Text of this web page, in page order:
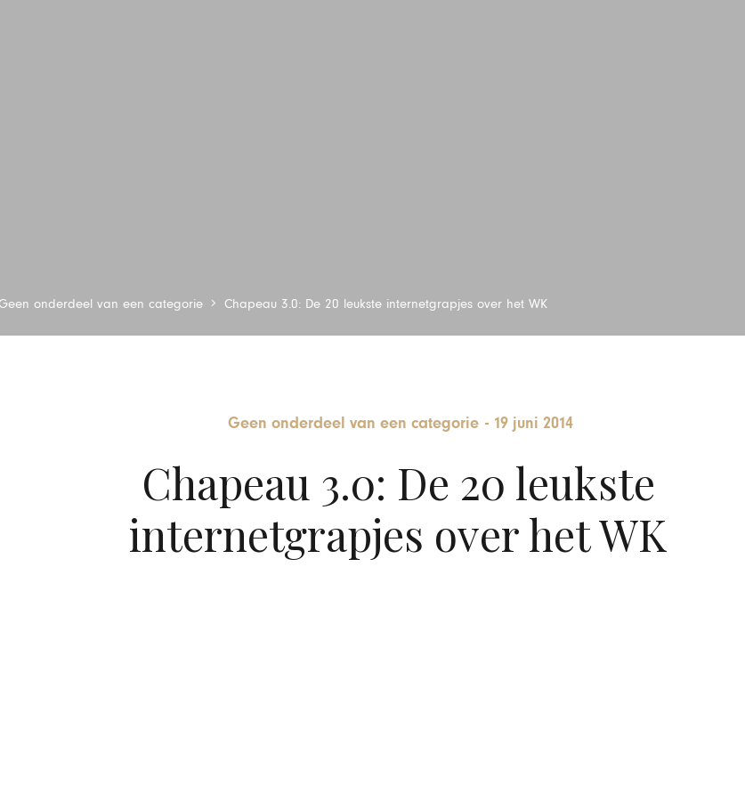
onderdeel van een categorie Chapeau 3.0: De 20 leukste internetgrapjes over het WK
Geen onderdeel van een categorie - 19 juni 2014
Chapeau 3.0: De 20 leukste
internetgrapjes over het WK